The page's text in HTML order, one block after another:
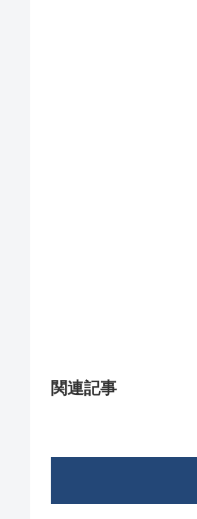
関連記事